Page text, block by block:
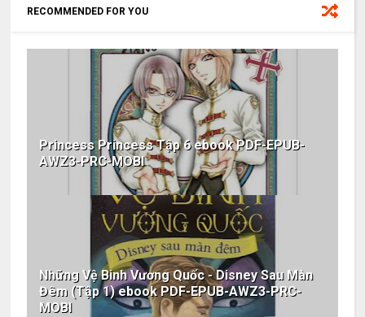
RECOMMENDED FOR YOU
Princess Princess Tập 6 ebook PDF-EPUB-
AWZ3-PRC-MOBI
Những Vệ Binh Vương Quốc - Disney Sau Màn
Đêm (Tập 1) ebook PDF-EPUB-AWZ3-PRC-
MOBI